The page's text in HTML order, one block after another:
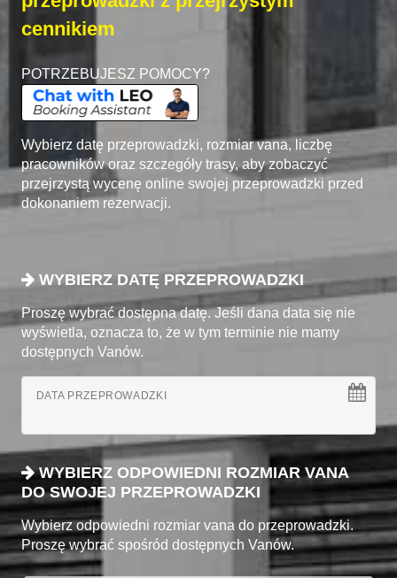
cennikiem
POTRZEBUJESZ POMOCY?
Wybierz datę przeprowadzki, rozmiar vana, liczbę
pracowników oraz szczegóły trasy, aby zobaczyć
przejrzystą wycenę online swojej przeprowadzki przed
dokonaniem rezerwacji.
WYBIERZ DATĘ PRZEPROWADZKI
Proszę wybrać dostępna datę. Jeśli dana data się nie
wyświetla, oznacza to, że w tym terminie nie mamy
dostępnych Vanów.
DATA PRZEPROWADZKI
WYBIERZ ODPOWIEDNI ROZMIAR VANA
DO SWOJEJ PRZEPROWADZKI
Wybierz odpowiedni rozmiar vana do przeprowadzki.
Proszę wybrać spośród dostępnych Vanów.